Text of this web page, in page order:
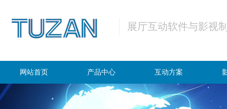
展厅互动软件与影视
网站首页 产品中心 互动方案